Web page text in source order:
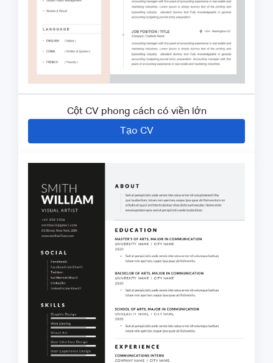
Cột CV phong cách có viền lớn
Tạo CV